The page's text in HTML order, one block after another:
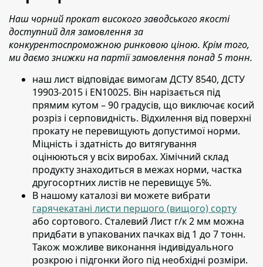
Наш чорний прокат високого заводського якості
доступний для замовлення за
конкурентоспроможною ринковою ціною. Крім того,
ми даємо знижки на партії замовлення понад 5 тонн.
наш лист відповідає вимогам ДСТУ 8540, ДСТУ
19903-2015 і EN10025. Він нарізається під
прямим кутом – 90 градусів, що виключає косий
розріз і серповидність. Відхилення від поверхні
прокату не перевищують допустимої норми.
Міцність і здатність до витягування
оцінюються у всіх виробах. Хімічний склад
продукту знаходиться в межах норми, частка
другосортних листів не перевищує 5%.
В нашому каталозі ви можете вибрати
гарячекатані листи першого (вищого) сорту
або сортового. Сталевий Лист г/к 2 мм можна
придбати в упакованих пачках від 1 до 7 тонн.
Також можливе виконання індивідуального
розкрою і підгонки його під необхідні розміри.